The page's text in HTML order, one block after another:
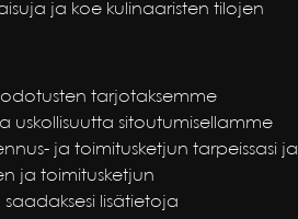
ja koe kulinaaristen tilojen
odotusten tarjotaksemme
uskollisuutta sitoutumisellamme
ja toimitusketjun tarpeissasi ja
ja toimitusketjun
lisätietoja